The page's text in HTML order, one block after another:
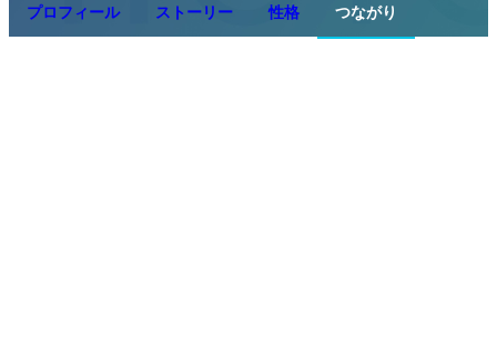
プロフィール ストーリー 性格 つながり